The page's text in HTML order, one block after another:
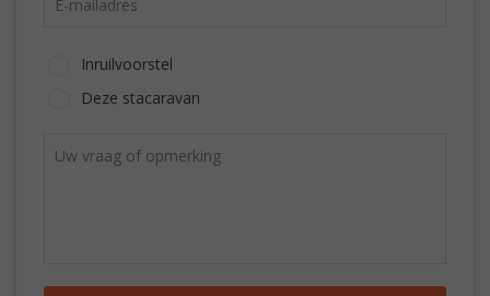
Inruilvoorstel
Deze stacaravan